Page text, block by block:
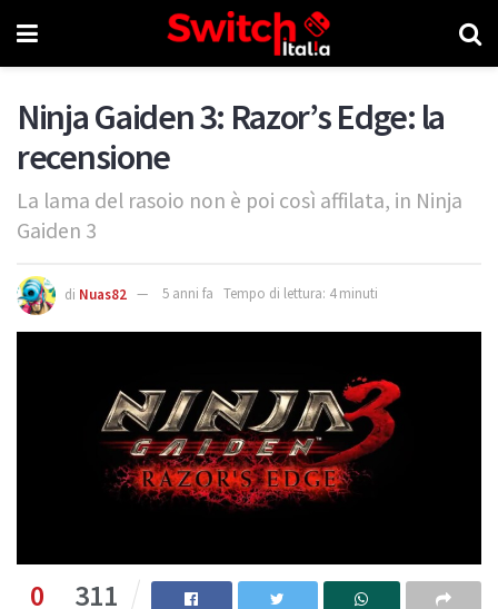
Ninja Gaiden 3: Razor’s Edge: la
recensione
La lama del rasoio non è poi così affilata, in Ninja
Gaiden 3
di Nuas82 5 anni fa Tempo di lettura: 4 minuti
0 311